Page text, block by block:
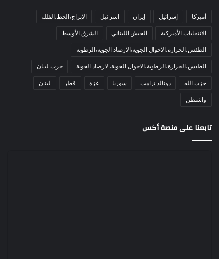
أميركا إسرائيل إيران اسرائيل الابراج،الحظ،الفلك
الانتخابات الأميركية الجيش اللبناني الشرق الأوسط
الطقس،الحرارة،الاحوال الجوية،الارصاد الجوية،الرطوبة
الطقس،الحرارة،الرطوبة،الاحوال الجوية،الارصاد الجوية حرب لبنان
حزب الله دونالد ترامب سوريا غزة قطر لبنان
واشنطن
تابعنا على منصة أكس